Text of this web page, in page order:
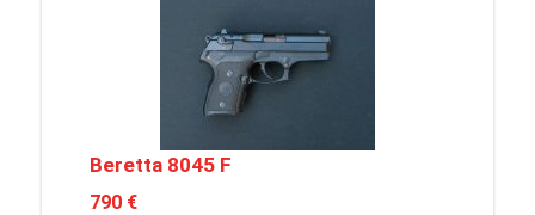
Beretta 8045 F
790 €